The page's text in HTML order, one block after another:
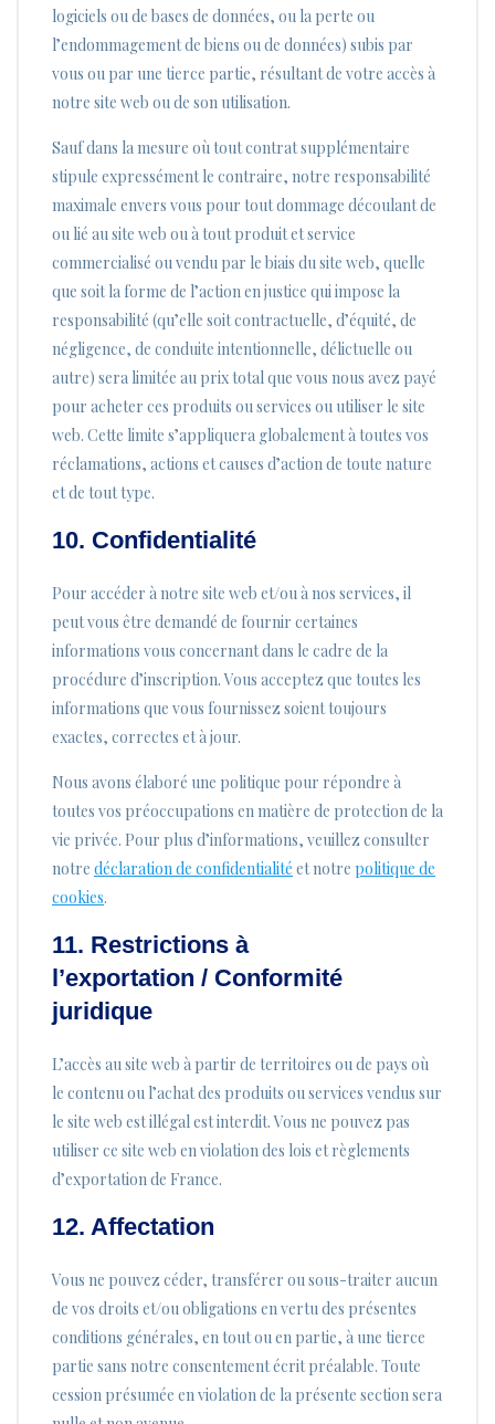
logiciels ou de bases de données, ou la perte ou
l’endommagement de biens ou de données) subis par
vous ou par une tierce partie, résultant de votre accès à
notre site web ou de son utilisation.
Sauf dans la mesure où tout contrat supplémentaire
stipule expressément le contraire, notre responsabilité
maximale envers vous pour tout dommage découlant de
ou lié au site web ou à tout produit et service
commercialisé ou vendu par le biais du site web, quelle
que soit la forme de l’action en justice qui impose la
responsabilité (qu’elle soit contractuelle, d’équité, de
négligence, de conduite intentionnelle, délictuelle ou
autre) sera limitée au prix total que vous nous avez payé
pour acheter ces produits ou services ou utiliser le site
web. Cette limite s’appliquera globalement à toutes vos
réclamations, actions et causes d’action de toute nature
et de tout type.
10. Confidentialité
Pour accéder à notre site web et/ou à nos services, il
peut vous être demandé de fournir certaines
informations vous concernant dans le cadre de la
procédure d’inscription. Vous acceptez que toutes les
informations que vous fournissez soient toujours
exactes, correctes et à jour.
Nous avons élaboré une politique pour répondre à
toutes vos préoccupations en matière de protection de la
vie privée. Pour plus d’informations, veuillez consulter
notre déclaration de confidentialité et notre politique de
cookies.
11. Restrictions à
l’exportation / Conformité
juridique
L’accès au site web à partir de territoires ou de pays où
le contenu ou l’achat des produits ou services vendus sur
le site web est illégal est interdit. Vous ne pouvez pas
utiliser ce site web en violation des lois et règlements
d’exportation de France.
12. Affectation
Vous ne pouvez céder, transférer ou sous-traiter aucun
de vos droits et/ou obligations en vertu des présentes
conditions générales, en tout ou en partie, à une tierce
partie sans notre consentement écrit préalable. Toute
cession présumée en violation de la présente section sera